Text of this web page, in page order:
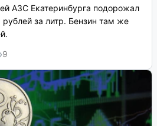
АЗС Екатеринбурга подорожал
за литр. Бензин там же
9